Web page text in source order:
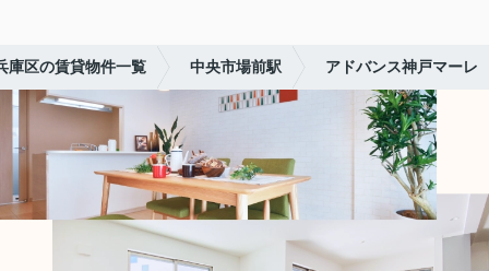
庫区の賃貸物件一覧 中央市場前駅 アドバンス神戸マーレ